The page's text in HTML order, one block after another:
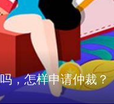
，怎样申请仲裁？